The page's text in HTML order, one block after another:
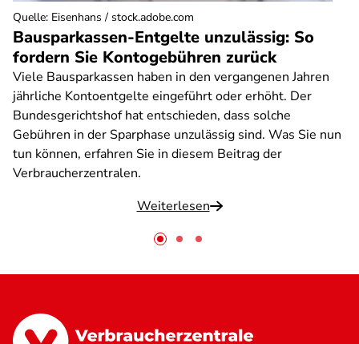
Bausparkassen-Entgelte unzulässig: So
fordern Sie Kontogebühren zurück
Viele Bausparkassen haben in den vergangenen Jahren
jährliche Kontoentgelte eingeführt oder erhöht. Der
Bundesgerichtshof hat entschieden, dass solche
Gebühren in der Sparphase unzulässig sind. Was Sie nun
tun können, erfahren Sie in diesem Beitrag der
Verbraucherzentralen.
Weiterlesen
Quelle: Eisenhans / stock.adobe.com